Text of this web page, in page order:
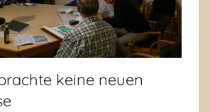
keine neuen